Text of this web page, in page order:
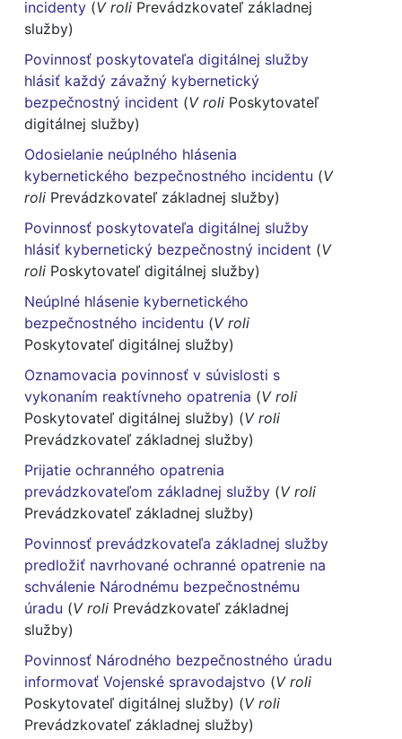
incidenty (V roli Prevádzkovateľ základnej
služby)
Povinnosť poskytovateľa digitálnej služby
hlásiť každý závažný kybernetický
bezpečnostný incident (V roli Poskytovateľ
digitálnej služby)
Odosielanie neúplného hlásenia
kybernetického bezpečnostného incidentu (V
roli Prevádzkovateľ základnej služby)
Povinnosť poskytovateľa digitálnej služby
hlásiť kybernetický bezpečnostný incident (V
roli Poskytovateľ digitálnej služby)
Neúplné hlásenie kybernetického
bezpečnostného incidentu (V roli
Poskytovateľ digitálnej služby)
Oznamovacia povinnosť v súvislosti s
vykonaním reaktívneho opatrenia (V roli
Poskytovateľ digitálnej služby) (V roli
Prevádzkovateľ základnej služby)
Prijatie ochranného opatrenia
prevádzkovateľom základnej služby (V roli
Prevádzkovateľ základnej služby)
Povinnosť prevádzkovateľa základnej služby
predložiť navrhované ochranné opatrenie na
schválenie Národnému bezpečnostnému
úradu (V roli Prevádzkovateľ základnej
služby)
Povinnosť Národného bezpečnostného úradu
informovať Vojenské spravodajstvo (V roli
Poskytovateľ digitálnej služby) (V roli
Prevádzkovateľ základnej služby)